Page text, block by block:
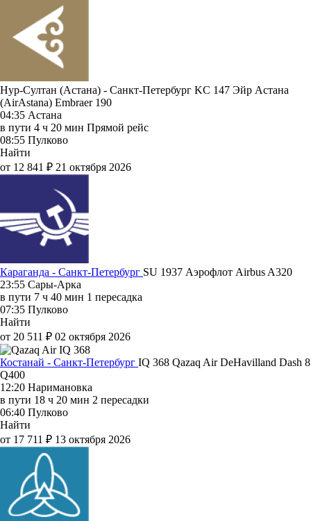
Нур-Султан (Астана) - Санкт-Петербург KC 147 Эйр Астана
(AirAstana) Embraer 190
04:35 Астана
в пути 4 ч 20 мин Прямой рейс
08:55 Пулково
Найти
от 12 841 ₽ 21 октября 2026
Караганда - Санкт-Петербург SU 1937 Аэрофлот Airbus A320
23:55 Сары-Арка
в пути 7 ч 40 мин 1 пересадка
07:35 Пулково
Найти
от 20 511 ₽ 02 октября 2026
Костанай - Санкт-Петербург IQ 368 Qazaq AirDeHavilland Dash 8
Q400
12:20 Наримановка
в пути 18 ч 20 мин 2 пересадки
06:40 Пулково
Найти
от 17 711 ₽ 13 октября 2026